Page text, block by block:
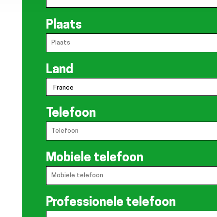
Plaats
Land
Telefoon
Mobiele telefoon
Professionele telefoon